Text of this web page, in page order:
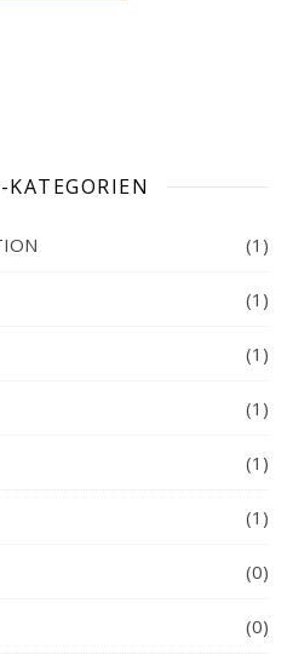
(1)
(1)
(1)
(1)
(1)
(1)
(0)
(0)